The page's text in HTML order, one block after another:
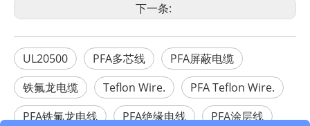
下一条:
UL20500 PFA多芯线
PFA屏蔽电缆
铁氟龙电缆
Teflon Wire.
PFA Teflon Wire.
PFA铁氟龙电线
PFA绝缘电线
PFA涂层线